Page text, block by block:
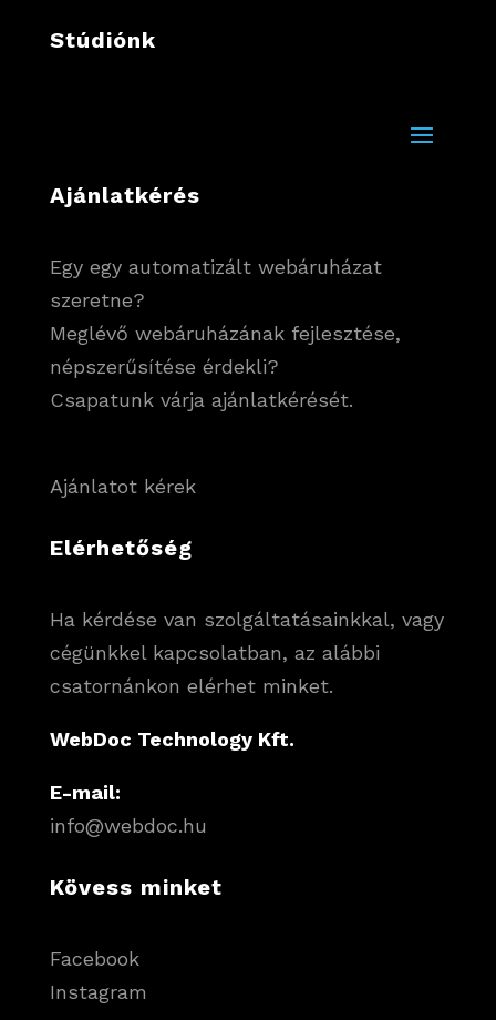
Stúdiónk
Ajánlatkérés
Egy egy automatizált webáruházat
szeretne?
Meglévő webáruházának fejlesztése,
népszerűsítése érdekli?
Csapatunk várja ajánlatkérését.
Ajánlatot kérek
Elérhetőség
Ha kérdése van szolgáltatásainkkal, vagy
cégünkkel kapcsolatban, az alábbi
csatornánkon elérhet minket.
WebDoc Technology Kft.
E-mail:
info@webdoc.hu
Kövess minket
Facebook
Instagram